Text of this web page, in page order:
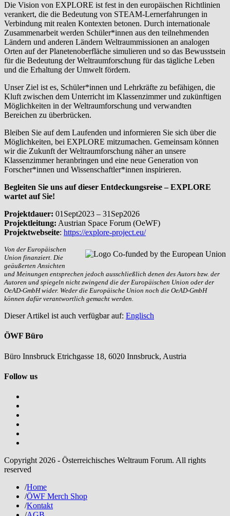
Die Vision von EXPLORE ist fest in den europäischen Richtlinien
verankert, die die Bedeutung von STEAM-Lernerfahrungen in
Verbindung mit realen Kontexten betonen. Durch internationale
Zusammenarbeit werden Schüler*innen aus den teilnehmenden
Ländern und anderen Ländern Weltraummissionen an analogen
Orten auf der Planetenoberfläche simulieren und so das Bewusstsein
für die Bedeutung der Weltraumforschung für das tägliche Leben
und die Erhaltung der Umwelt fördern.
Unser Ziel ist es, Schüler*innen und Lehrkräfte zu befähigen, die
Kluft zwischen dem Unterricht im Klassenzimmer und zukünftigen
Möglichkeiten in der Weltraumforschung und verwandten
Bereichen zu überbrücken.
Bleiben Sie auf dem Laufenden und informieren Sie sich über die
Möglichkeiten, bei EXPLORE mitzumachen. Gemeinsam können
wir die Zukunft der Weltraumforschung näher an unsere
Klassenzimmer heranbringen und eine neue Generation von
Forscher*innen und Wissenschaftler*innen inspirieren.
Begleiten Sie uns auf dieser Entdeckungsreise – EXPLORE
wartet auf Sie!
Projektdauer: 01Sept2023 – 31Sep2026
Projektleitung: Austrian Space Forum (OeWF)
Projektwebseite: https://explore-project.eu/
Von der Europäischen
Union finanziert. Die
geäußerten Ansichten
und Meinungen entsprechen jedoch ausschließlich denen des Autors bzw. der
Autoren und spiegeln nicht zwingend die der Europäischen Union oder der
OeAD-GmbH wider. Weder die Europäische Union noch die OeAD-GmbH
können dafür verantwortlich gemacht werden.
Dieser Artikel ist auch verfügbar auf: Englisch
ÖWF Büro
Büro Innsbruck Etrichgasse 18, 6020 Innsbruck, Austria
Follow us
Copyright 2026 - Österreichisches Weltraum Forum. All rights
reserved
/Home
/ÖWF Merch Shop
/Kontakt